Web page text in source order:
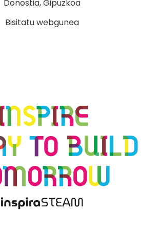
Donostia, Gipuzkoa
Bisitatu webgunea